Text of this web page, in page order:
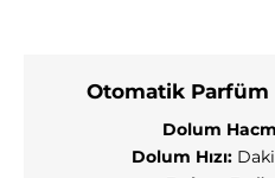
Otomatik Parfüm
Dolum
Dolum Hızı: